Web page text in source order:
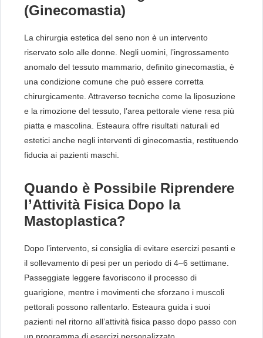
(Ginecomastia)
La chirurgia estetica del seno non è un intervento
riservato solo alle donne. Negli uomini, l’ingrossamento
anomalo del tessuto mammario, definito ginecomastia, è
una condizione comune che può essere corretta
chirurgicamente. Attraverso tecniche come la liposuzione
e la rimozione del tessuto, l’area pettorale viene resa più
piatta e mascolina. Esteaura offre risultati naturali ed
estetici anche negli interventi di ginecomastia, restituendo
fiducia ai pazienti maschi.
Quando è Possibile Riprendere
l’Attività Fisica Dopo la
Mastoplastica?
Dopo l’intervento, si consiglia di evitare esercizi pesanti e
il sollevamento di pesi per un periodo di 4–6 settimane.
Passeggiate leggere favoriscono il processo di
guarigione, mentre i movimenti che sforzano i muscoli
pettorali possono rallentarlo. Esteaura guida i suoi
pazienti nel ritorno all’attività fisica passo dopo passo con